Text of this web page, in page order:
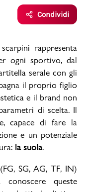
Condividi
rappresenta
ogni sportivo, dal
serale con gli
il proprio figlio
e il brand non
di scelta. Il
capace di fare la
e un potenziale
la suola.
SG, AG, TF, IN)
conoscere queste